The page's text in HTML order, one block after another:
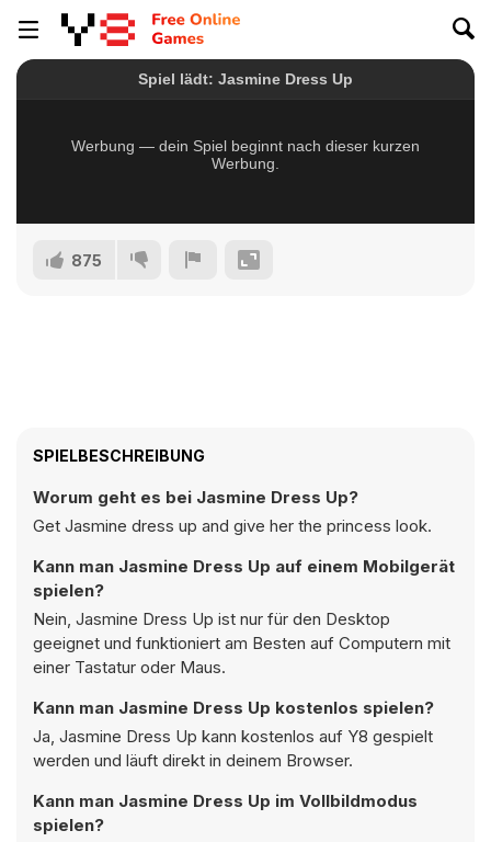
875
SPIELBESCHREIBUNG
Worum geht es bei Jasmine Dress Up?
Get Jasmine dress up and give her the princess look.
Kann man Jasmine Dress Up auf einem Mobilgerät
spielen?
Nein, Jasmine Dress Up ist nur für den Desktop
geeignet und funktioniert am Besten auf Computern mit
einer Tastatur oder Maus.
Kann man Jasmine Dress Up kostenlos spielen?
Ja, Jasmine Dress Up kann kostenlos auf Y8 gespielt
werden und läuft direkt in deinem Browser.
Kann man Jasmine Dress Up im Vollbildmodus
spielen?